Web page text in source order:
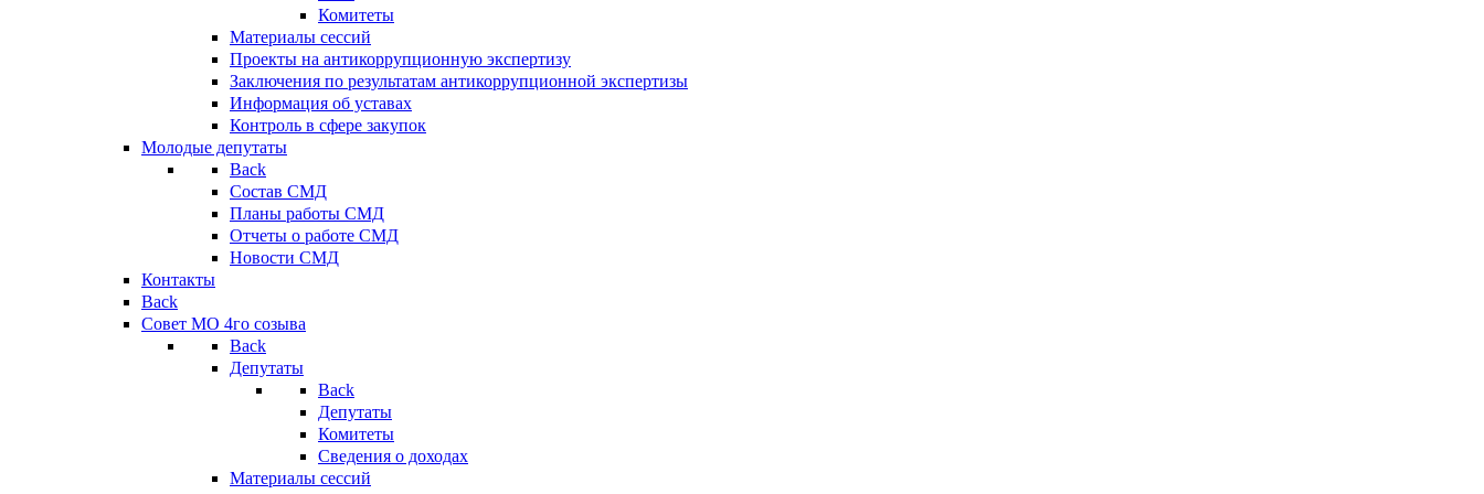
Комитеты
Материалы сессий
Проекты на антикоррупционную экспертизу
Заключения по результатам антикоррупционной экспертизы
Информация об уставах
Контроль в сфере закупок
Молодые депутаты
Back
Состав СМД
Планы работы СМД
Отчеты о работе СМД
Новости СМД
Контакты
Back
Совет МО 4го созыва
Back
Депутаты
Back
Депутаты
Комитеты
Сведения о доходах
Материалы сессий